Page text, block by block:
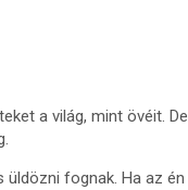
a világ, mint övéit. De
fognak. Ha az én